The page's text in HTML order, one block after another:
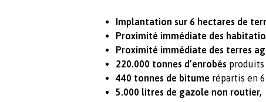
Implantation sur 6 hectares de
Proximité immédiate des
Proximité immédiate des terres
220.000 tonnes d’enrobés produits
440 tonnes de bitume répartis en
5.000 litres de gazole non routier,